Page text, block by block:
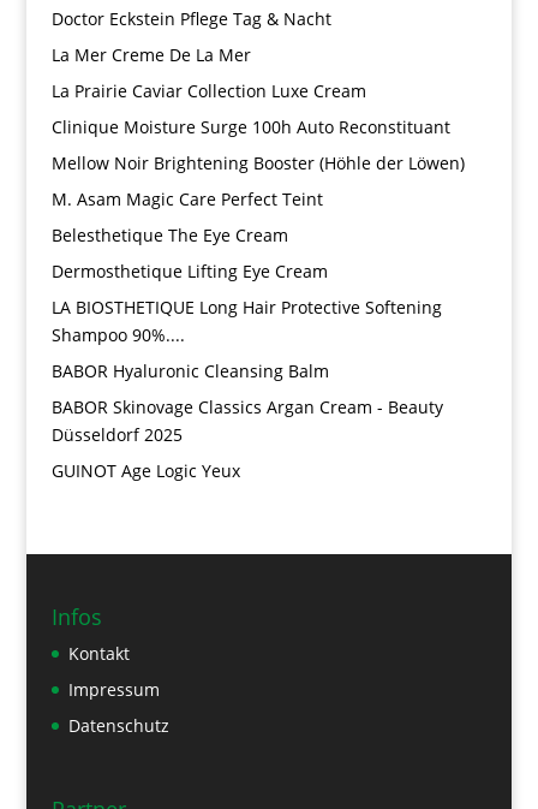
Doctor Eckstein Pflege Tag & Nacht
La Mer Creme De La Mer
La Prairie Caviar Collection Luxe Cream
Clinique Moisture Surge 100h Auto Reconstituant
Mellow Noir Brightening Booster (Höhle der Löwen)
M. Asam Magic Care Perfect Teint
Belesthetique The Eye Cream
Dermosthetique Lifting Eye Cream
LA BIOSTHETIQUE Long Hair Protective Softening
Shampoo 90%....
BABOR Hyaluronic Cleansing Balm
BABOR Skinovage Classics Argan Cream - Beauty
Düsseldorf 2025
GUINOT Age Logic Yeux
Infos
Kontakt
Impressum
Datenschutz